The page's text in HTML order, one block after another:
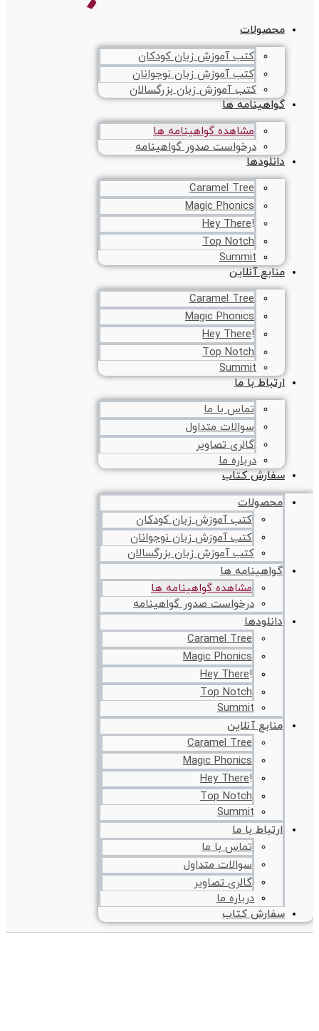
محصولات
کتب آموزش زبان کودکان
کتب آموزش زبان نوجوانان
کتب آموزش زبان بزرگسالان
گواهینامه ها
مشاهده گواهینامه ها
درخواست صدور گواهینامه
دانلودها
Caramel Tree
Magic Phonics
!Hey There
Top Notch
Summit
منابع آنلاین
Caramel Tree
Magic Phonics
!Hey There
Top Notch
Summit
ارتباط با ما
تماس با ما
سوالات متداول
گالری تصاویر
درباره ما
سفارش کتاب
محصولات
کتب آموزش زبان کودکان
کتب آموزش زبان نوجوانان
کتب آموزش زبان بزرگسالان
گواهینامه ها
مشاهده گواهینامه ها
درخواست صدور گواهینامه
دانلودها
Caramel Tree
Magic Phonics
!Hey There
Top Notch
Summit
منابع آنلاین
Caramel Tree
Magic Phonics
!Hey There
Top Notch
Summit
ارتباط با ما
تماس با ما
سوالات متداول
گالری تصاویر
درباره ما
سفارش کتاب